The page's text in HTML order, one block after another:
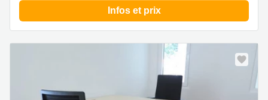
Infos et prix